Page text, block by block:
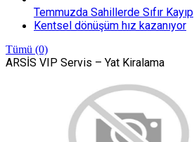
Temmuzda Sahillerde Sıfır Kayıp
Kentsel dönüşüm hız kazanıyor
Tümü (0)
ARSİS VIP Servis – Yat Kiralama